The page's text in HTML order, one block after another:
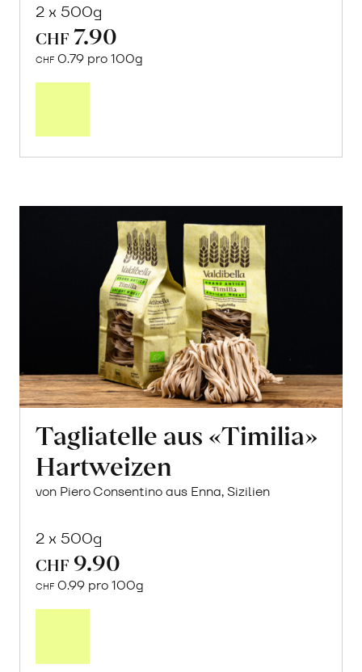
2 x 500g
CHF 7.90
CHF 0.79 pro 100g
Tagliatelle aus «Timilia»
Hartweizen
von Piero Consentino aus Enna, Sizilien
2 x 500g
CHF 9.90
CHF 0.99 pro 100g